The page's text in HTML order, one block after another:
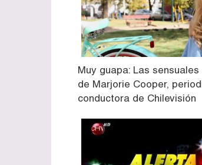
Muy guapa: Las
de Marjorie Cooper,
conductora de Chilevisión